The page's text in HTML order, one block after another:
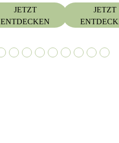
JETZT
ENTDECKEN
JETZT